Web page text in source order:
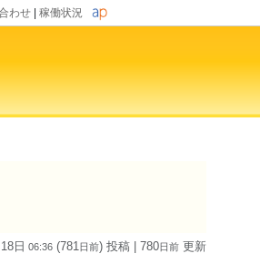
わせ 稼働状況
日 06:36 (781日前) 投稿 | 780日前 更新